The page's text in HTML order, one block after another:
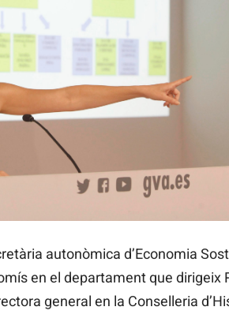
autonòmica d’Economia
en el departament que dirigeix
general en la Conselleria